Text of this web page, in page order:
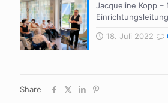
Jacqueline Kopp –
18. Juli 2022
Share